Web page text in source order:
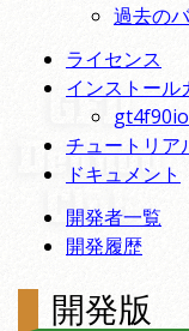
過去の
ライセンス
インストール
チュートリア
ドキュメント
開発者一覧
開発履歴
開発版